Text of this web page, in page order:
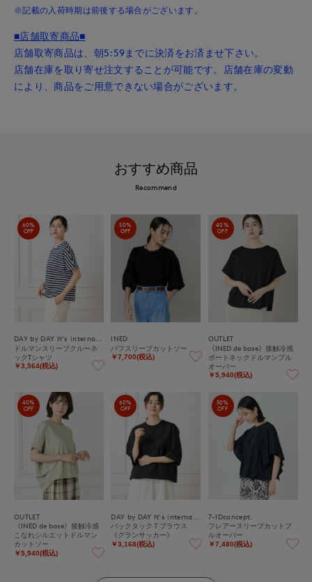
※記載の入荷時期は前後する場合がございます。
■店舗取寄商品■
店舗取寄商品は、朝5:59までに決済をお済ませ下さい。
店舗在庫を取り寄せ注文することが可能です。店舗在庫の変動
により、商品をご用意できない場合がございます。
おすすめ商品
Recommend
60%
OFF
ドルマンスリーブクルーネ
ックTシャツ
￥3,564(税込)
50%
OFF
INED
パフスリーブカットソー
￥7,700(税込)
40%
OFF
OUTLET
《INED de base》接触冷感
ボートネックドルマンプル
オーバー
￥5,940(税込)
40%
OFF
OUTLET
《INED de base》接触冷感
こなれシルエットドルマン
カットソー
￥5,940(税込)
60%
OFF
バックタックＴブラウス
《グランサッカー》
￥3,168(税込)
50%
OFF
7-IDconcept.
フレアースリーブカットプ
ルオーバー
￥7,480(税込)